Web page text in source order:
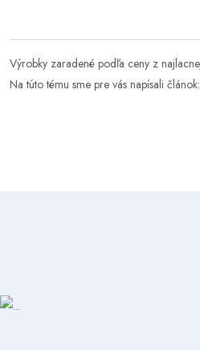
Výrobky zaradené podľa ceny z
Na túto tému sme pre vás napísali článok: